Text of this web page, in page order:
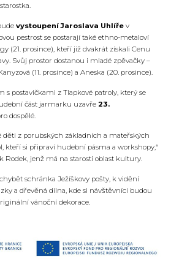
vystoupení Jaroslava Uhlíře v
pestrost se postarají také ethno-metaloví
(21. prosince), kteří již dvakrát získali Cenu
Svůj prostor dostanou i mladé zpěvačky –
(11. prosince) a Aneska (20. prosince).
s postavičkami z Tlapkové patroly, který se
část jarmarku uzavře 23.
dospělé.
děti z porubských základních a mateřských
kteří si připraví hudební pásma a workshopy,“
Rodek, jenž má na starosti oblast kultury.
schránka Ježíškovy pošty, k vidění
a dřevěná dílna, kde si návštěvníci budou
vánoční dekorace.